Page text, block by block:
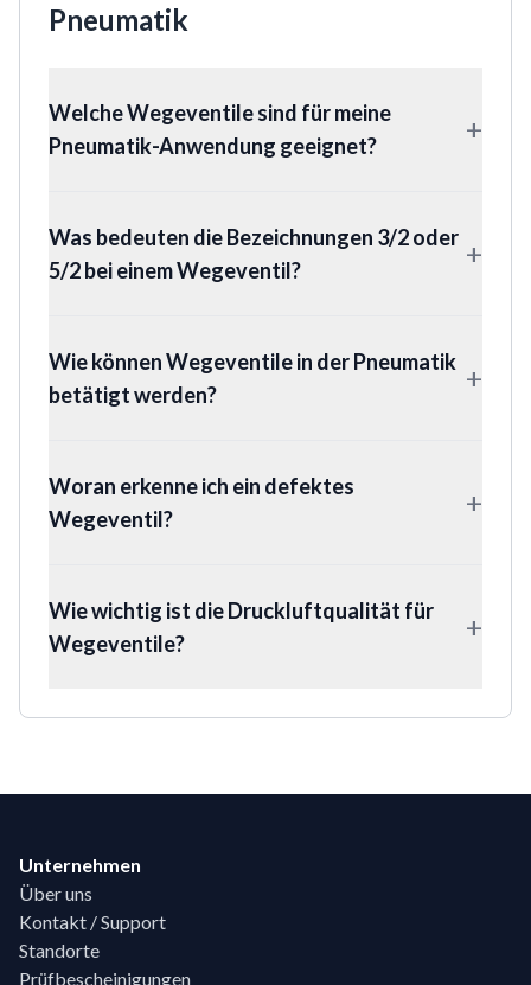
Pneumatik
Welche Wegeventile sind für meine
Pneumatik-Anwendung geeignet?
+
Was bedeuten die Bezeichnungen 3/2 oder
5/2 bei einem Wegeventil?
+
Wie können Wegeventile in der Pneumatik
betätigt werden?
+
Woran erkenne ich ein defektes
Wegeventil?
+
Wie wichtig ist die Druckluftqualität für
Wegeventile?
+
Unternehmen
Über uns
Kontakt / Support
Standorte
Prüfbescheinigungen